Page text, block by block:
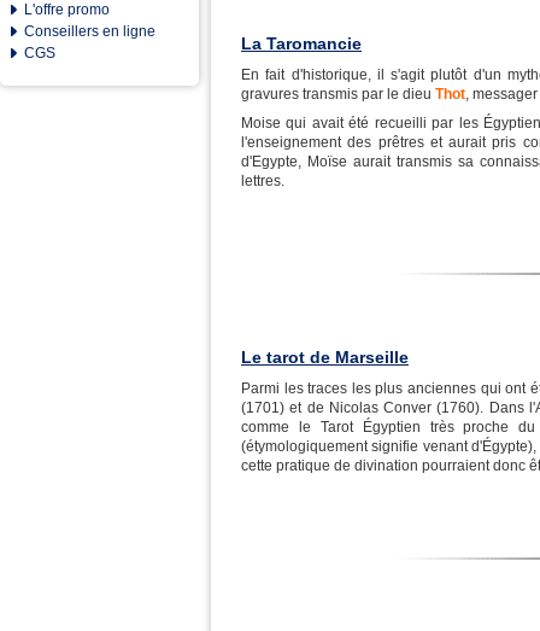
L'offre promo
Conseillers en ligne
CGS
La Taromancie
En fait d'historique, il s'agit plutôt d'un
gravures transmis par le dieu Thot,
Moise qui avait été recueilli par les
l'enseignement des prêtres et aurait pris
d'Egypte, Moïse aurait transmis sa
lettres.
Le tarot de Marseille
Parmi les traces les plus anciennes qui ont
(1701) et de Nicolas Conver (1760). Dans
comme le Tarot Égyptien très proche
(étymologiquement signifie venant
cette pratique de divination pourraient donc